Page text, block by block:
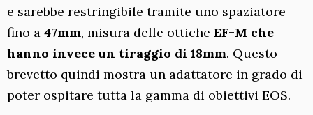
e sarebbe restringibile tramite uno spaziatore
fino a 47mm, misura delle ottiche EF-M che
hanno invece un tiraggio di 18mm. Questo
brevetto quindi mostra un adattatore in grado di
poter ospitare tutta la gamma di obiettivi EOS.